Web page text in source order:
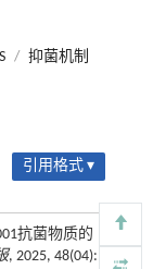
/ 抑菌机制
引用格式 ▾
抗菌物质的
, 2025, 48(04):